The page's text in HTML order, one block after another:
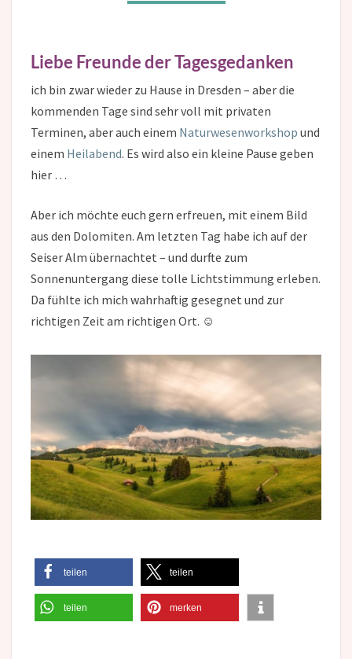
Liebe Freunde der Tagesgedanken
ich bin zwar wieder zu Hause in Dresden – aber die
kommenden Tage sind sehr voll mit privaten
Terminen, aber auch einem Naturwesenworkshop und
einem Heilabend. Es wird also ein kleine Pause geben
hier …
Aber ich möchte euch gern erfreuen, mit einem Bild
aus den Dolomiten. Am letzten Tag habe ich auf der
Seiser Alm übernachtet – und durfte zum
Sonnenuntergang diese tolle Lichtstimmung erleben.
Da fühlte ich mich wahrhaftig gesegnet und zur
richtigen Zeit am richtigen Ort. ☺
teilen teilen
teilen merken